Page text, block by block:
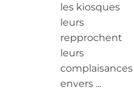
les kiosques
leurs
repprochent
leurs
complaisances
envers ...